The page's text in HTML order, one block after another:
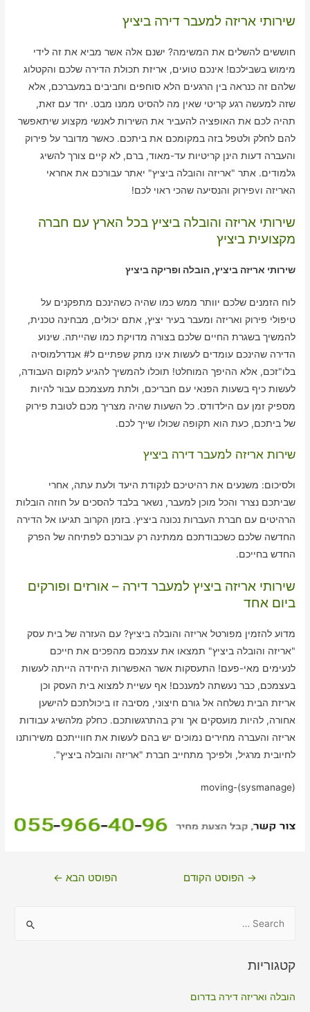
שירותי אריזה למעבר דירה ביציץ
חוששים להשלים את המשימה? ישנם אלה אשר מביא את זה לידי
מימוש בשבילכם! אינכם טועים, אריזת תכולת הדירה שלכם והקטלוג
שלהם זה כנראה בין הרגעים הלא סוחפים וחביבים במעברכם, אלא
שזה למעשה רגע קריטי שאין מה להסיט ממנו מבט. יחד עם זאת,
תהיה לכם את האופציה להעביר את השירות לאנשי מקצוע שיתאפשר
להם לחלק ולטפל בזה במקומכם את ביתכם. כאשר מדובר על פירוק
והעברה דעות הינן קריטיות עד-מאוד, ברם, לא קיים צורך להשיג
גלמודים. אתר "אריזה והובלה ביציץ" יאתר עבורכם את אחראי
האריזה וvפירוק והנסיעה שהכי ראוי לכם!
שירותי אריזה והובלה ביציץ בכל הארץ עם חברה
מקצועית ביציץ
שירותי אריזה ביציץ, הובלה ופריקה ביציץ
לוח הזמנים שלכם יוותר ממש כמו שהיה כשהינכם מתפקנים על
טיפולי פירוק ואריזה ומעבר בעיר יציץ, אתם יכולים, מבחינה טכנית,
להמשיך בשגרת החיים שלכם בצורה מדויקת כמו שהייתה. שינוע
הדירה שהינכם עומדים לעשות אינו מתק שפתיים ל# אנדרלמוסיה
בלו"זכם, אלא ההיפך המוחלט! תוכלו להמשיך להגיע למקום העבודה,
לעשות כיף בשעות הפנאי עם חבריכם, ולתת מעצמכם עבור להיות
מספיק זמן עם הילדודס. כל השעות שהיה מצריך מכם לטובת פירוק
של ביתכם, כעת הוא תקופה שכולו שייך לכם.
שירות אריזה למעבר דירה ביציץ
ולסיכום: משנעים את רהיטיכם לנקודת היעד ולעת עתה, אחרי
שביתכם נצרר והכל מוכן למעבר, נשאר בלבד להסכים על חוזה הובלות
הרהיטים עם חברת העברות נכונה ביציץ. בזמן הקרוב תגיעו אל הדירה
החדשה שלכם כשכבודתכם ממתינה רק עבורכם לפתיחה של הפרק
החדש בחייכם.
שירותי אריזה ביציץ למעבר דירה – אורזים ופורקים
ביום אחד
מדוע להזמין מפורטל אריזה והובלה ביציץ? עם העזרה של בית עסק
"אריזה והובלה ביציץ" תמצאו את עצמכם מהפכים את חייכם
לנעימים מאי-פעם! התעסקות אשר האפשרות היחידה הייתה לעשות
בעצמכם, כבר נעשתה למענכם! אף עשיית למצוא בית העסק וכן
אריזת הבית נשלחה אל גורם חיצוני, מסיבה זו ביכולתכם להישען
אחורה, להיות מועסקים אך ורק בהתרגשותכם. כחלק מלהשיג עבודות
אריזה והעברה מחירים נמוכים יש בהם לעשות את חווייתכם משירותנו
לחיובית מרגיל, ולפיכך מתחייב חברת "אריזה והובלה ביציץ".
moving-(sysmanage)
ניווט→ הפוסט הקודם הפוסט הבא ←
r
קטגוריות
הובלה ואריזה דירה בדרום